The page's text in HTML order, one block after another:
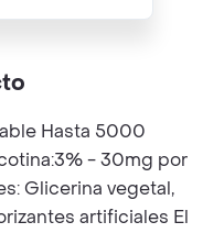
Hasta 5000
- 30mg por
Glicerina vegetal,
artificiales El